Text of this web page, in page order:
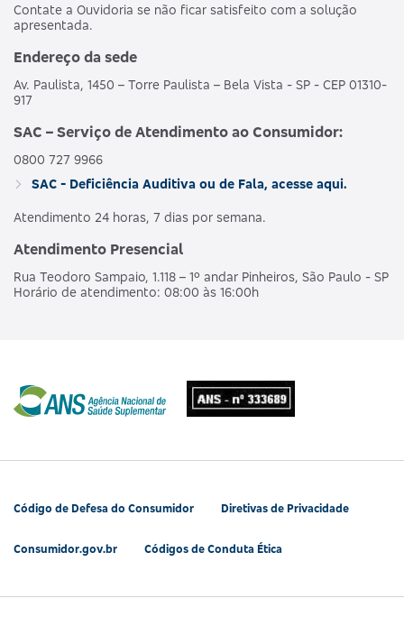
Contate a Ouvidoria se não ficar satisfeito com a solução
apresentada.
Endereço da sede
Av. Paulista, 1450 – Torre Paulista – Bela Vista - SP - CEP 01310-
917
SAC – Serviço de Atendimento ao Consumidor:
0800 727 9966
SAC - Deficiência Auditiva ou de Fala, acesse aqui.
Atendimento 24 horas, 7 dias por semana.
Atendimento Presencial
Rua Teodoro Sampaio, 1.118 – 1º andar Pinheiros, São Paulo - SP
Horário de atendimento: 08:00 às 16:00h
Código de Defesa do Consumidor Diretivas de Privacidade
Consumidor.gov.br Códigos de Conduta Ética